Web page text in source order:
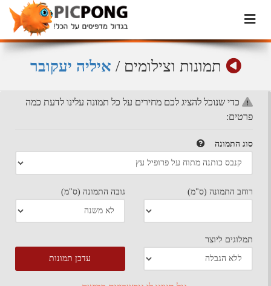
תמונות וצילומים/ איליה יעקובר
כדי שנוכל להציג לכם מחירים על כל תמונה עלינו לדעת כמה
פרטים:
סוג התמונה
רוחב התמונה (ס"מ) גובה התמונה (ס"מ)
תמלוגים ליוצר
עדכן תמונות